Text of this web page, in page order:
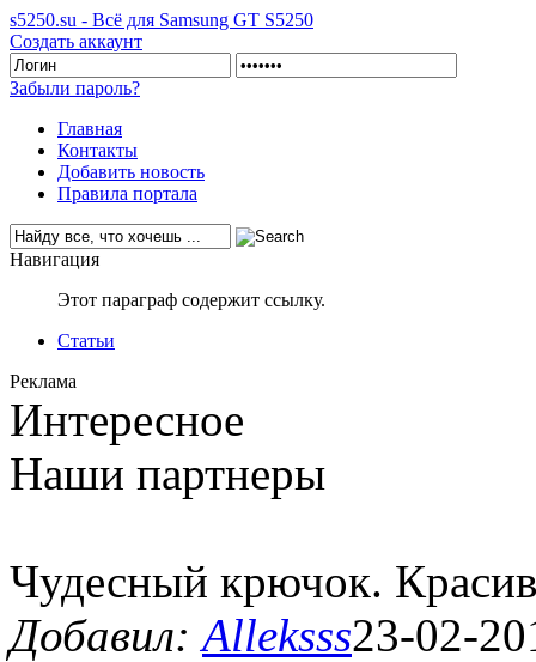
s5250.su - Всё для Samsung GT S5250
Создать аккаунт
Забыли пароль?
Главная
Контакты
Добавить новость
Правила портала
Навигация
Этот параграф содержит ссылку.
Статьи
Реклама
Интересное
Наши партнеры
Чудесный крючок.
Добавил:Alleksss23-02-